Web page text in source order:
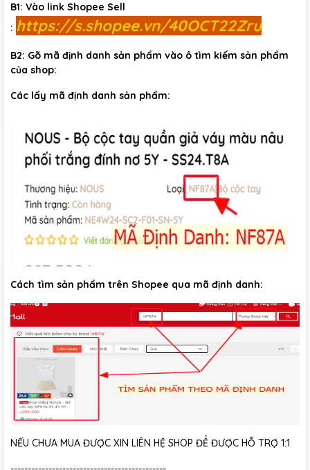
B1: Vào link Shopee Sell
: https://s.shopee.vn/40OCT22Zru
B2: Gõ mã định danh sản phẩm vào ô tìm kiếm sản phẩm
của shop:
Các lấy mã định danh sản phẩm:
Cách tìm sản phẩm trên Shopee qua mã định danh:
NẾU CHƯA MUA ĐƯỢC XIN LIÊN HỆ SHOP ĐỂ ĐƯỢC HỖ TRỢ 1:1